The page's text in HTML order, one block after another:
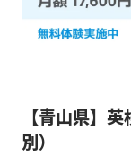
【青山県】
別）